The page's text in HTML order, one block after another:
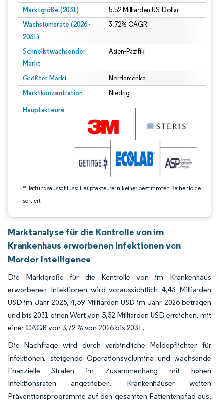
Marktgröße (2031) 5.52 Milliarden US-Dollar
Wachstumsrate (2026 -
2031)
3.72% CAGR
Schnellstwachsender
Markt
Asien-Pazifik
Größter Markt Nordamerika
Marktkonzentration Niedrig
Hauptakteure
*Haftungsausschluss: Hauptakteure in keiner bestimmten Reihenfolge
sortiert
Bild © Mordor Intelligence. Wiederverwendung erfordert Namensnennung
Marktanalyse für die Kontrolle von im
Krankenhaus erworbenen Infektionen von
Mordor Intelligence
Die Marktgröße für die Kontrolle von im Krankenhaus
erworbenen Infektionen wird voraussichtlich 4,43 Milliarden
USD im Jahr 2025, 4,59 Milliarden USD im Jahr 2026 betragen
und bis 2031 einen Wert von 5,52 Milliarden USD erreichen, mit
einer CAGR von 3,72 % von 2026 bis 2031.
Die Nachfrage wird durch verbindliche Meldepflichten für
Infektionen, steigende Operationsvolumina und wachsende
finanzielle Strafen im Zusammenhang mit hohen
Infektionsraten angetrieben. Krankenhäuser weiten
Präventionsprogramme auf den gesamten Patientenpfad aus,